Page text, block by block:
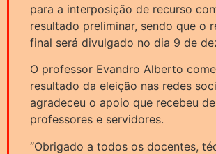
para a interposição de recurso
resultado preliminar, sendo que o
final será divulgado no dia 9 de
O professor Evandro Alberto
resultado da eleição nas redes
agradeceu o apoio que recebeu
professores e servidores.
“Obrigado a todos os docentes,